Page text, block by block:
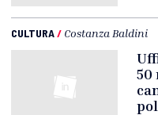
CULTURA/ Costanza Baldini
50